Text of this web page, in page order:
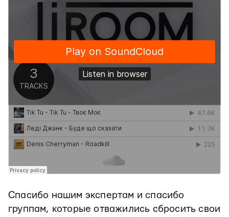
Спасибо нашим экспертам и спасибо
группам, которые отважились сбросить свои